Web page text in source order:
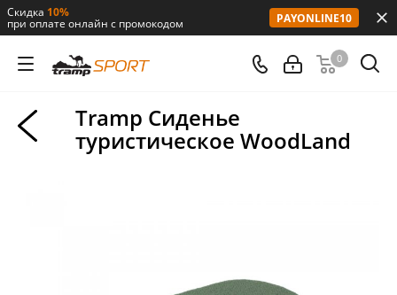
Скидка 10%
при оплате онлайн с промокодом PAYONLINE10
0
Tramp Сиденье
туристическое WoodLand